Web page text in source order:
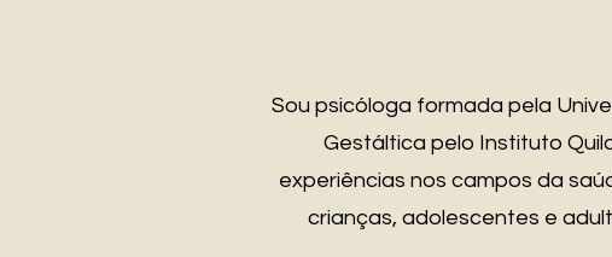
Sou psicóloga formada pela
Gestáltica pelo Instituto
experiências nos campos da
crianças, adolescentes e